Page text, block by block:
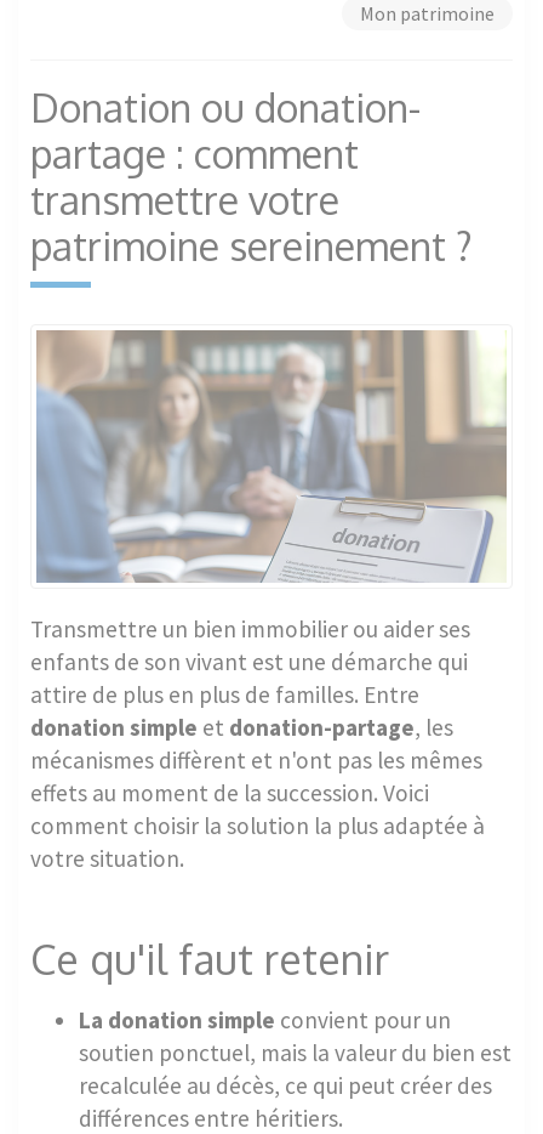
Mon patrimoine
Donation ou donation-
partage : comment
transmettre votre
patrimoine sereinement ?
Transmettre un bien immobilier ou aider ses
enfants de son vivant est une démarche qui
attire de plus en plus de familles. Entre
donation simple et donation-partage, les
mécanismes diffèrent et n'ont pas les mêmes
effets au moment de la succession. Voici
comment choisir la solution la plus adaptée à
votre situation.
Ce qu'il faut retenir
La donation simple convient pour un
soutien ponctuel, mais la valeur du bien est
recalculée au décès, ce qui peut créer des
différences entre héritiers.